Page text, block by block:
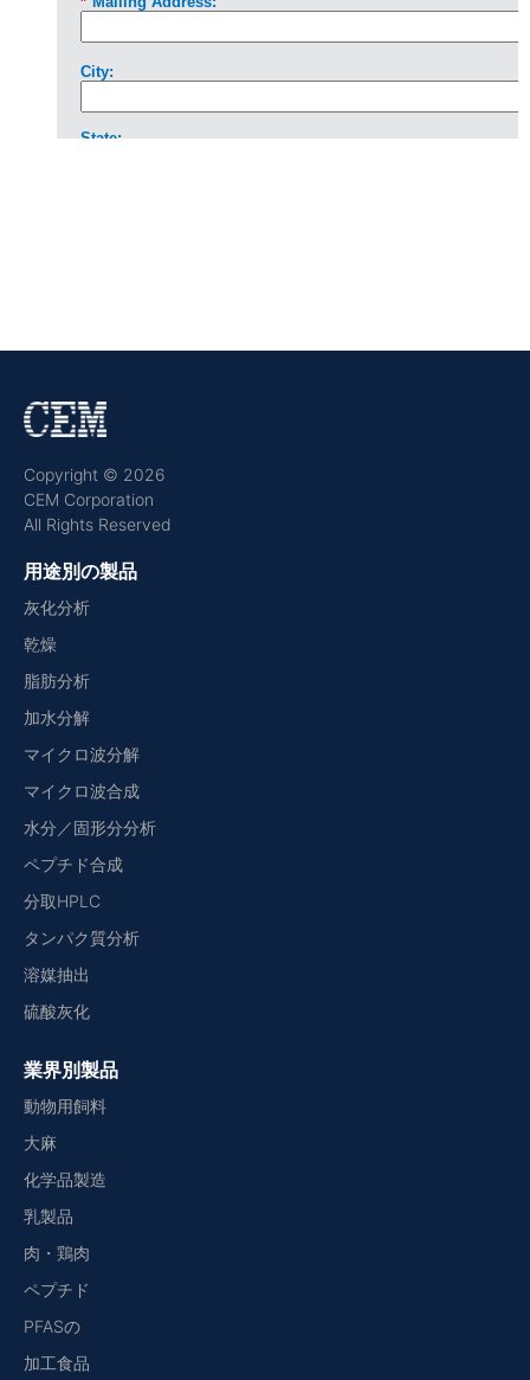
Copyright © 2026
CEM Corporation
All Rights Reserved
用途別の製品
灰化分析
乾燥
脂肪分析
加水分解
マイクロ波分解
マイクロ波合成
水分／固形分分析
ペプチド合成
分取HPLC
タンパク質分析
溶媒抽出
硫酸灰化
業界別製品
動物用飼料
大麻
化学品製造
乳製品
肉・鶏肉
ペプチド
PFASの
加工食品